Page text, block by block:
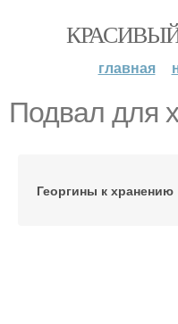
главная
Подвал для
Георгины к хранению